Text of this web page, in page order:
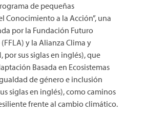
de pequeñas
Conocimiento a la Acción”, una
por la Fundación Futuro
y la Alianza Clima y
por sus siglas en inglés), que
Basada en Ecosistemas
de género e inclusión
siglas en inglés), como caminos
frente al cambio climático.